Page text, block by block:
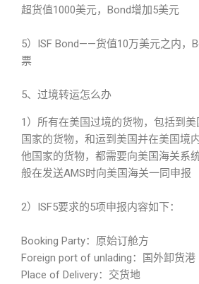
超货值1000美元，Bond增加5美元
5）ISF Bond——货值10万美元之内，
票
5、过境转运怎么办
1）所有在美国过境的货物，包括到
国家的货物，和运到美国并在美国境
他国家的货物，都需要向美国海关系
般在发送AMS时向美国海关一同申报
2）ISF5要求的5项申报内容如下：
Booking Party：原始订舱方
Foreign port of unlading：国外卸货港
Place of Delivery：交货地